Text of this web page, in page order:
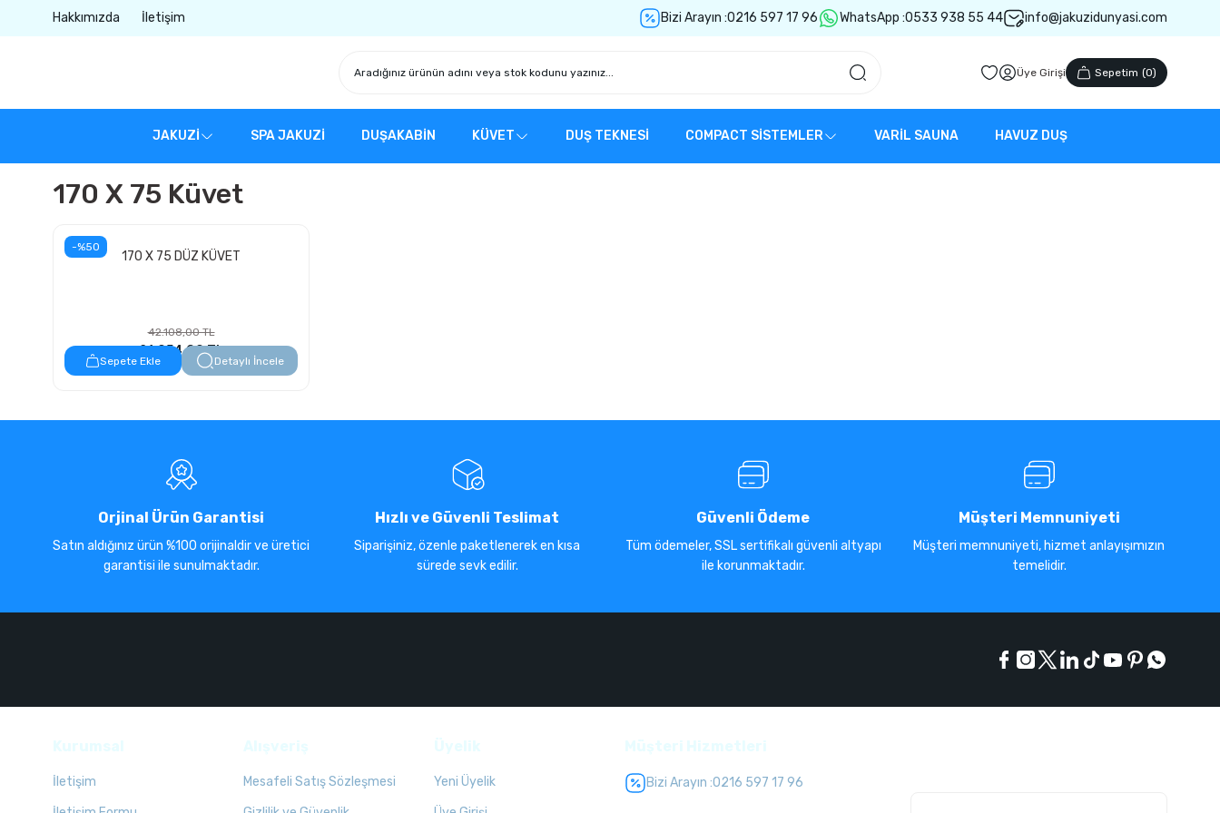
Hakkımızda İletişim Bizi Arayın :0216 597 17 96 WhatsApp :0533 938 55 44 info@jakuzidunyasi.com
Üye Girişi Sepetim (0)
JAKUZİ SPA JAKUZİ DUŞAKABİN KÜVET DUŞ TEKNESİ COMPACT SİSTEMLER VARİL SAUNA HAVUZ DUŞ
170 X 75 Küvet
-%50
170 X 75 DÜZ KÜVET
42.108,00 TL
21.054,00 TL
Sepete Ekle Detaylı İncele
Orjinal Ürün Garantisi
Satın aldığınız ürün %100 orijinaldir ve üretici
garantisi ile sunulmaktadır.
Hızlı ve Güvenli Teslimat
Siparişiniz, özenle paketlenerek en kısa
sürede sevk edilir.
Güvenli Ödeme
Tüm ödemeler, SSL sertifikalı güvenli altyapı
ile korunmaktadır.
Müşteri Memnuniyeti
Müşteri memnuniyeti, hizmet anlayışımızın
temelidir.
İletişim
Mesafeli Satış Sözleşmesi
Yeni Üyelik
Bizi Arayın :0216 597 17 96